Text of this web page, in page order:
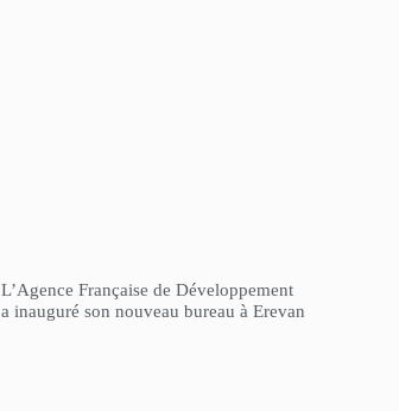
L’Agence Française de Développement
a inauguré son nouveau bureau à Erevan